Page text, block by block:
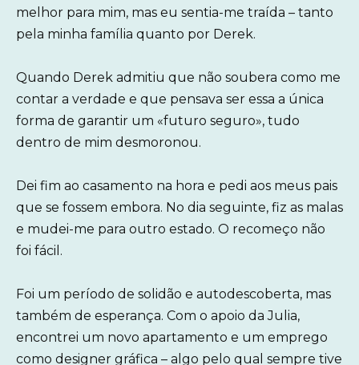
melhor para mim, mas eu sentia-me traída – tanto
pela minha família quanto por Derek.
Quando Derek admitiu que não soubera como me
contar a verdade e que pensava ser essa a única
forma de garantir um «futuro seguro», tudo
dentro de mim desmoronou.
Dei fim ao casamento na hora e pedi aos meus pais
que se fossem embora. No dia seguinte, fiz as malas
e mudei-me para outro estado. O recomeço não
foi fácil.
Foi um período de solidão e autodescoberta, mas
também de esperança. Com o apoio da Julia,
encontrei um novo apartamento e um emprego
como designer gráfica – algo pelo qual sempre tive